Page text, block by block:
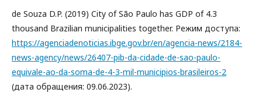
de Souza D.P. (2019) City of São Paulo has GDP of 4.3
thousand Brazilian municipalities together. Режим доступа:
https://agenciadenoticias.ibge.gov.br/en/agencia-news/2184-
news-agency/news/26407-pib-da-cidade-de-sao-paulo-
equivale-ao-da-soma-de-4-3-mil-municipios-brasileiros-2
(дата обращения: 09.06.2023).